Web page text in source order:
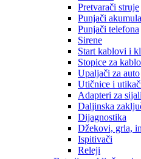
Pretvarači struje
Punjači
Punjači telefona
Sirene
Start kablovi i
Stopice za
Upaljači za auto
Utičnice i
Adapteri za
Daljinska
Dijagnostika
Džekovi, grla,
Ispitivači
Releji